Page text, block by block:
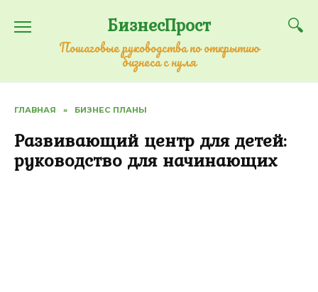
содержанию
БизнесПрост
Пошаговые руководства по открытию
бизнеса с нуля
ГЛАВНАЯ » БИЗНЕС ПЛАНЫ
Развивающий центр для детей:
руководство для начинающих